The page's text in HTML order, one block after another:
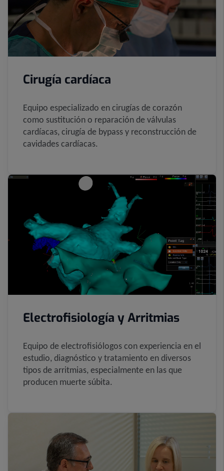
Cirugía cardíaca
Equipo especializado en cirugías de corazón
como sustitución o reparación de válvulas
cardíacas, cirugía de bypass y reconstrucción de
cavidades cardíacas.
Electrofisiología y Arritmias
Equipo de electrofisiólogos con experiencia en el
estudio, diagnóstico y tratamiento en diversos
tipos de arritmias, especialmente en las que
producen muerte súbita.